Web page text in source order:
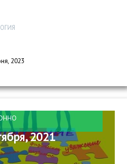
2023
2021